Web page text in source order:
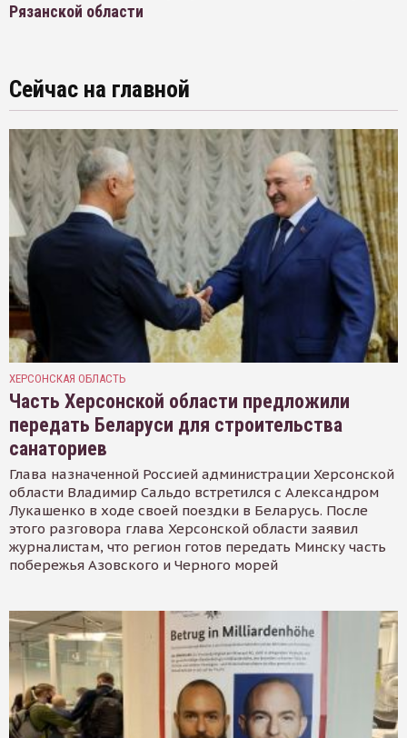
Рязанской области
Сейчас на главной
ХЕРСОНСКАЯ ОБЛАСТЬ
Часть Херсонской области предложили
передать Беларуси для строительства
санаториев
Глава назначенной Россией администрации Херсонской
области Владимир Сальдо встретился с Александром
Лукашенко в ходе своей поездки в Беларусь. После
этого разговора глава Херсонской области заявил
журналистам, что регион готов передать Минску часть
побережья Азовского и Черного морей